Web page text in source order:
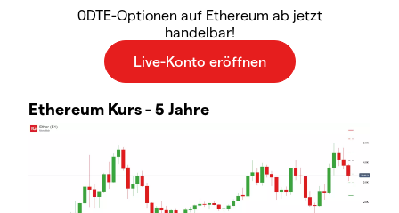
0DTE-Optionen auf Ethereum ab jetzt
handelbar!
Ethereum Kurs - 5 Jahre